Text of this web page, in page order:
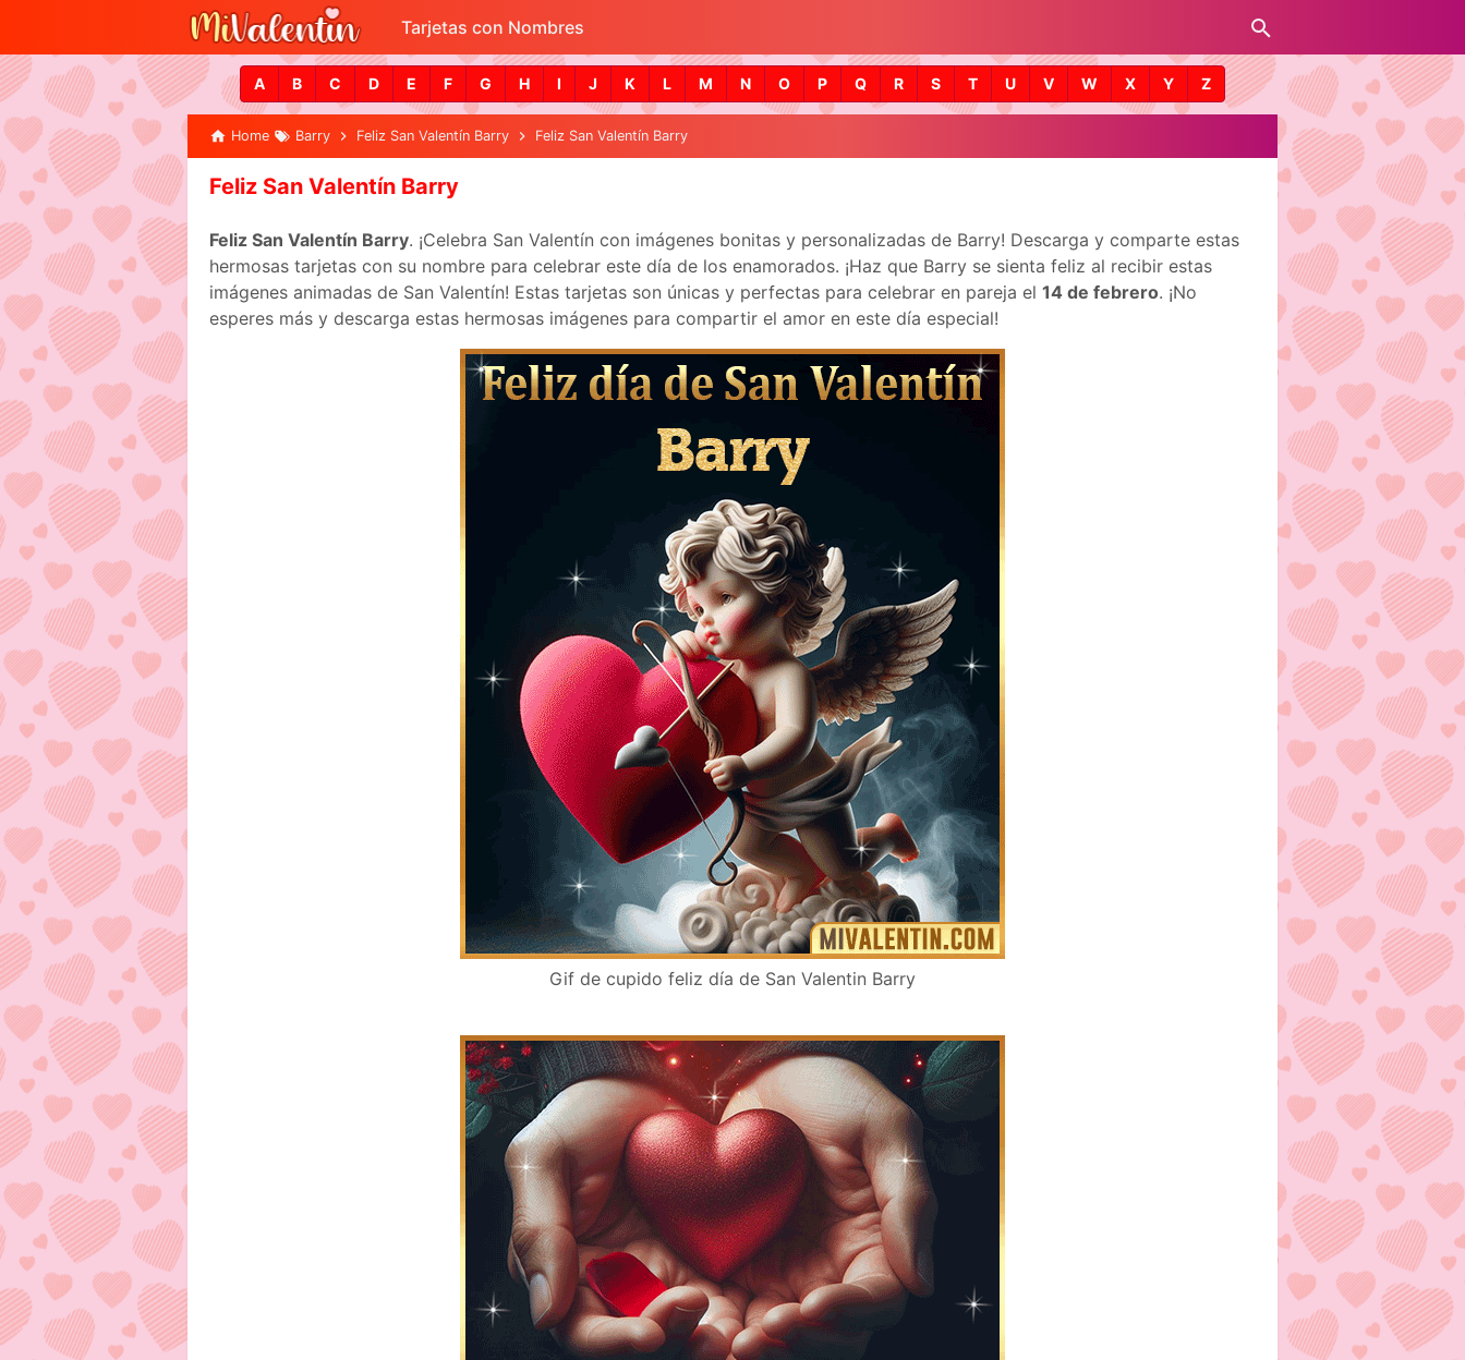
Tarjetas con Nombres
A B C D E F G H I J K L M N O P Q R S T U V W X Y Z
Home Barry Feliz San Valentín Barry Feliz San Valentín Barry
Feliz San Valentín Barry
Feliz San Valentín Barry. ¡Celebra San Valentín con imágenes bonitas y personalizadas de Barry! Descarga y comparte estas
hermosas tarjetas con su nombre para celebrar este día de los enamorados. ¡Haz que Barry se sienta feliz al recibir estas
imágenes animadas de San Valentín! Estas tarjetas son únicas y perfectas para celebrar en pareja el 14 de febrero. ¡No
esperes más y descarga estas hermosas imágenes para compartir el amor en este día especial!
Gif de cupido feliz día de San Valentin Barry